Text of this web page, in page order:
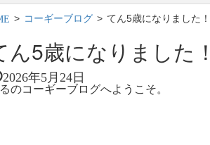
> コーギーブログ > てん5歳になりました！
ん5歳になりました
2026年5月24日
のコーギーブログへようこそ。